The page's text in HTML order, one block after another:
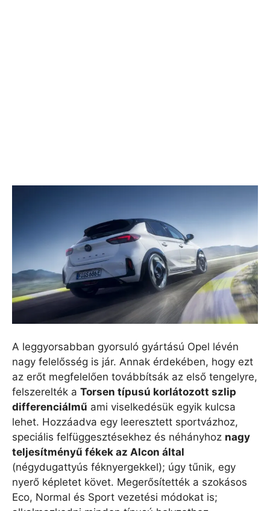
A leggyorsabban gyorsuló gyártású Opel lévén
nagy felelősség is jár. Annak érdekében, hogy ezt
az erőt megfelelően továbbítsák az első tengelyre,
felszerelték a Torsen típusú korlátozott szlip
differenciálmű ami viselkedésük egyik kulcsa
lehet. Hozzáadva egy leeresztett sportvázhoz,
speciális felfüggesztésekhez és néhányhoz nagy
teljesítményű fékek az Alcon által
(négydugattyús féknyergekkel); úgy tűnik, egy
nyerő képletet követ. Megerősítették a szokásos
Eco, Normal és Sport vezetési módokat is;